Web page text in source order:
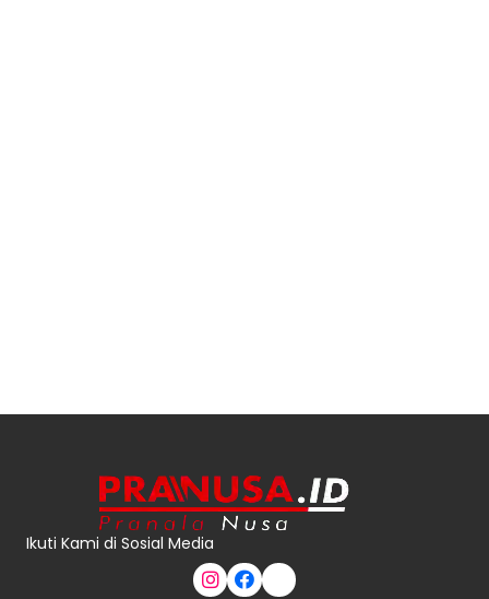
Ikuti Kami di Sosial Media